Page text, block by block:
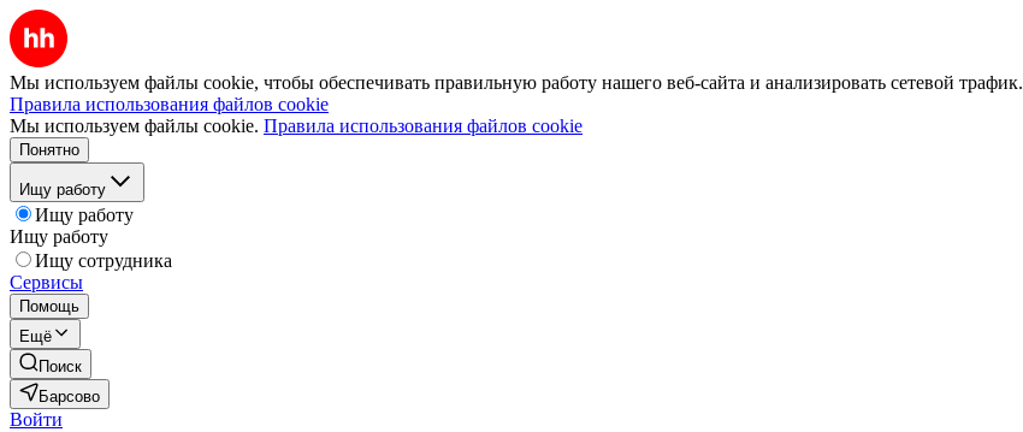
Мы используем файлы cookie, чтобы обеспечивать правильную работу нашего веб-сайта и анализировать сетевой трафик.
Правила использования файлов cookie
Мы используем файлы cookie. Правила использования файлов cookie
Понятно
Ищу работу
Ищу работу
Ищу работу
Ищу сотрудника
Сервисы
Помощь
Ещё
Поиск
Барсово
Войти